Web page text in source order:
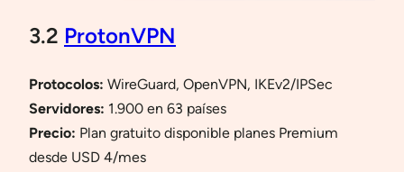
3.2 ProtonVPN
Protocolos: WireGuard, OpenVPN, IKEv2/IPSec
Servidores: 1.900 en 63 países
Precio: Plan gratuito disponible planes Premium
desde USD 4/mes